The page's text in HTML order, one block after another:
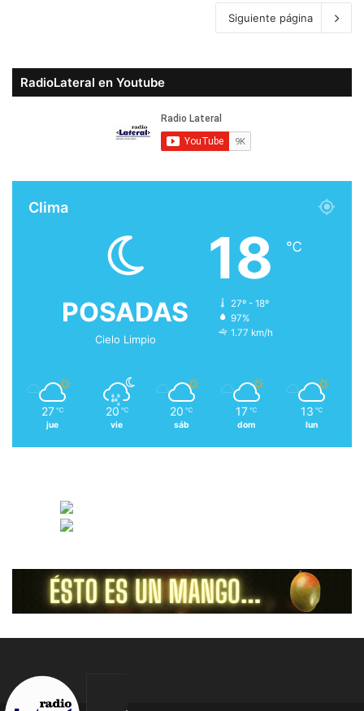
Siguiente página
RadioLateral en Youtube
Clima
POSADAS
Cielo Limpio
18 ℃
27º - 18º
97%
1.77 km/h
27 ℃
jue
20 ℃
vie
20 ℃
sáb
17 ℃
dom
13 ℃
lun